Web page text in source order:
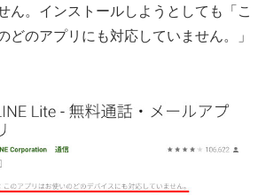
ん。インストールしようとしても「こ
どのアプリにも対応していません。」